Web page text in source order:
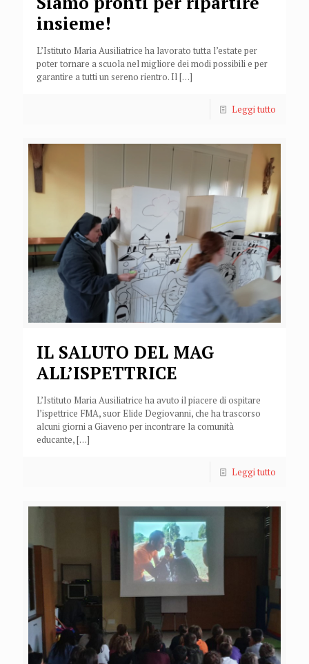
insieme!
L’Istituto Maria Ausiliatrice ha lavorato tutta l’estate per
poter tornare a scuola nel migliore dei modi possibili e per
garantire a tutti un sereno rientro. Il[…]
Leggi tutto
IL SALUTO DEL MAG
ALL’ISPETTRICE
L’Istituto Maria Ausiliatrice ha avuto il piacere di ospitare
l’ispettrice FMA, suor Elide Degiovanni, che ha trascorso
alcuni giorni a Giaveno per incontrare la comunità
educante,[…]
Leggi tutto